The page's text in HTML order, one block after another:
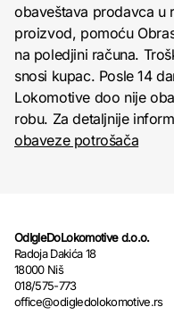
obaveštava prodavca u
proizvod, pomoću
na poledjini računa.
snosi kupac. Posle 14
Lokomotive doo nije
robu. Za detaljnije
obaveze potrošača
OdIgleDoLokomotive d.o.o.
Radoja Dakića 18
18000 Niš
018/575-773
office@odigledolokomotive.rs